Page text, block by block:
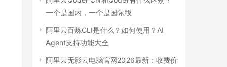
一个是国内，一个是国际版
阿里云百炼CLI是什么？如何使用？AI
Agent支持功能大全
阿里云无影云电脑官网2026最新：收费价